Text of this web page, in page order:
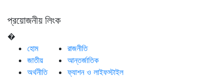
প্রয়োজনীয় লিংক
�
হোম
জাতীয়
অর্থনীতি
রাজনীতি
আন্তর্জাতিক
ফ্যাশন ও লাইফস্টাইল